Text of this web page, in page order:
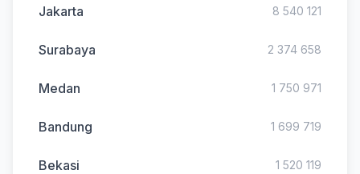
Jakarta 8 540 121
Surabaya 2 374 658
Medan 1 750 971
Bandung 1 699 719
Bekasi 1 520 119